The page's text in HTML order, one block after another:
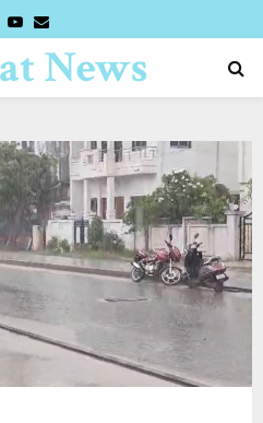
YOUTUBE
EMAIL
News